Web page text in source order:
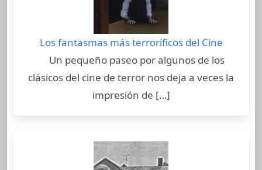
Los fantasmas más terroríficos del Cine
Un pequeño paseo por algunos de los
clásicos del cine de terror nos deja a veces la
impresión de […]